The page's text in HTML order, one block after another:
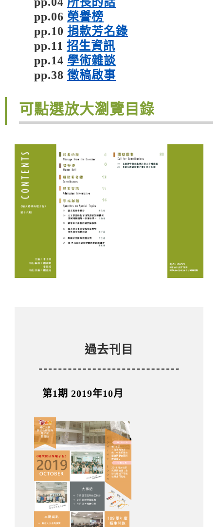
pp.06 榮譽榜
pp.10 捐款芳名錄
pp.11 招生資訊
pp.14 學術雜談
pp.38 徵稿啟事
可點選放大瀏覽目錄
過去刊目
第1期 2019年10月